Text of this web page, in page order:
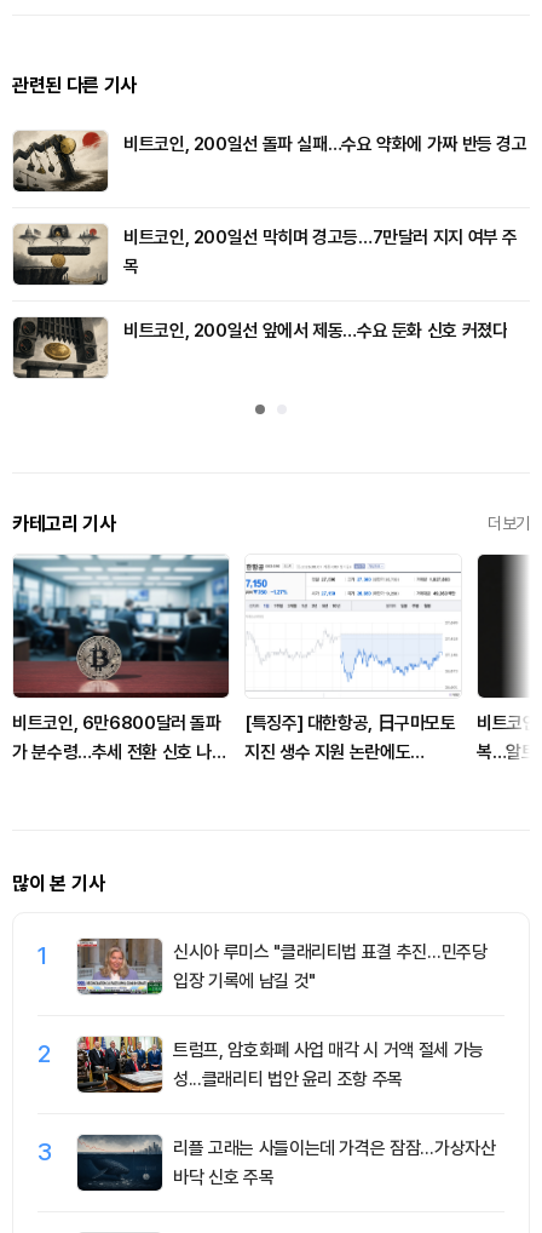
관련된 다른 기사
비트코인, 200일선 돌파 실패…수요 약화에 가짜 반등 경고
비트코인, 200일선 막히며 경고등…7만달러 지지 여부 주
목
비트코인, 200일선 앞에서 제동…수요 둔화 신호 커졌다
카테고리 기사 더보기
비트코인, 6만6800달러 돌파
가 분수령…추세 전환 신호 나오
[특징주] 대한항공, 日구마모토
지진 생수 지원 논란에도
비트코
복…알트
많이 본 기사
1
신시아 루미스 "클래리티법 표결 추진…민주당
입장 기록에 남길 것"
2
트럼프, 암호화폐 사업 매각 시 거액 절세 가능
성...클래리티 법안 윤리 조항 주목
3
리플 고래는 사들이는데 가격은 잠잠…가상자산
바닥 신호 주목